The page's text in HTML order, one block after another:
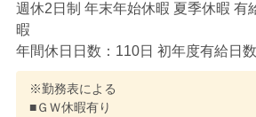
週休2日制 年末年始休暇 夏季休暇 有
暇
年間休日日数：110日 初年度有給日
※勤務表による
■ＧＷ休暇有り